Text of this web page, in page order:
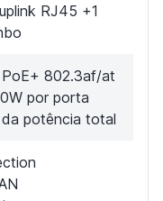
RJ45 +1
802.3af/at
por porta
potência total